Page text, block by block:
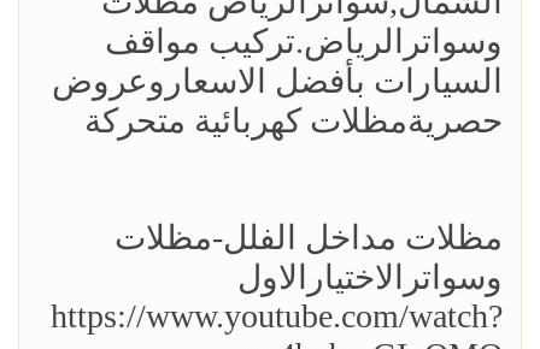
وسواترالرياض.تركيب مواقف
السيارات بأفضل الاسعاروعروض
حصريةمظلات كهربائية متحركة
مظلات مداخل الفلل-مظلات
وسواترالاختيارالاول
https://www.youtube.com/watch?